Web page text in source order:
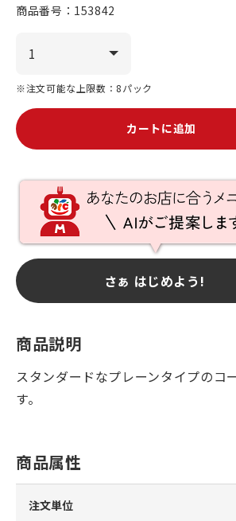
商品番号： 153842
※注文可能な上限数：8パック
カートに追加
さぁ はじめよう!
商品説明
スタンダードなプレーンタイプのコ
す。
商品属性
注文単位